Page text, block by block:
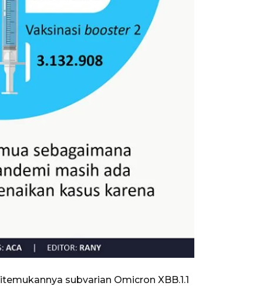
subvarian Omicron XBB.1.1